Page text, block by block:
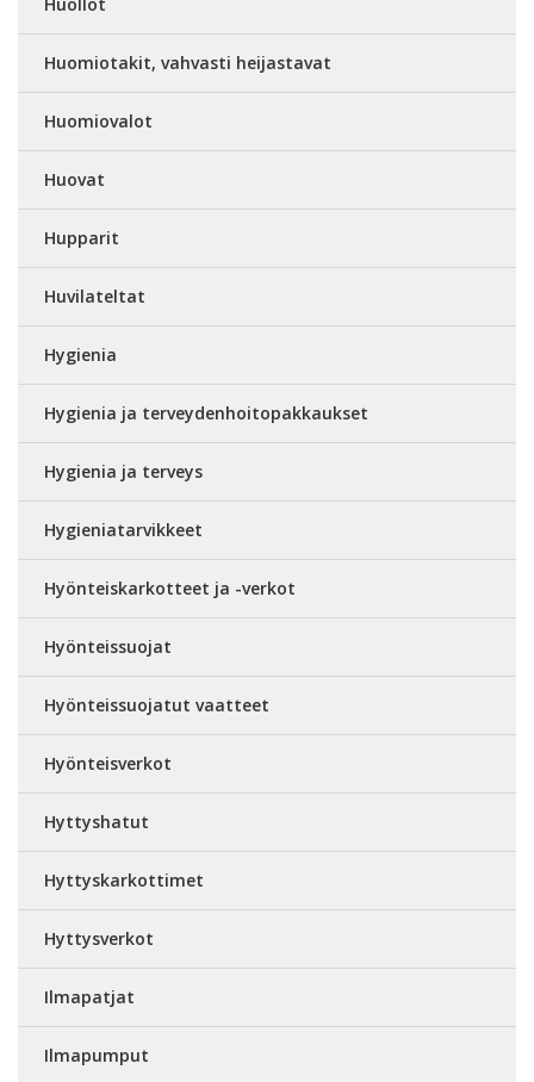
Huomiotakit, vahvasti heijastavat
Huomiovalot
Huovat
Hupparit
Huvilateltat
Hygienia
Hygienia ja terveydenhoitopakkaukset
Hygienia ja terveys
Hygieniatarvikkeet
Hyönteiskarkotteet ja -verkot
Hyönteissuojat
Hyönteissuojatut vaatteet
Hyönteisverkot
Hyttyshatut
Hyttyskarkottimet
Hyttysverkot
Ilmapatjat
Ilmapumput